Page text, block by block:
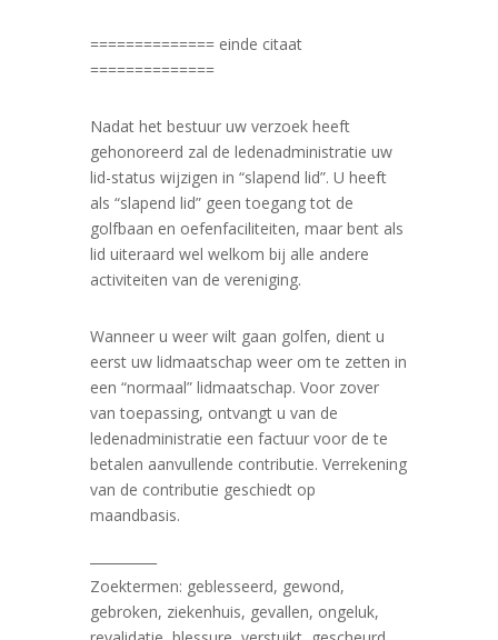
============== einde citaat
==============
Nadat het bestuur uw verzoek heeft
gehonoreerd zal de ledenadministratie uw
lid-status wijzigen in “slapend lid”. U heeft
als “slapend lid” geen toegang tot de
golfbaan en oefenfaciliteiten, maar bent als
lid uiteraard wel welkom bij alle andere
activiteiten van de vereniging.
Wanneer u weer wilt gaan golfen, dient u
eerst uw lidmaatschap weer om te zetten in
een “normaal” lidmaatschap. Voor zover
van toepassing, ontvangt u van de
ledenadministratie een factuur voor de te
betalen aanvullende contributie. Verrekening
van de contributie geschiedt op
maandbasis.
Zoektermen: geblesseerd, gewond,
gebroken, ziekenhuis, gevallen, ongeluk,